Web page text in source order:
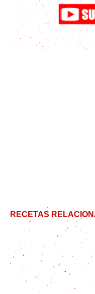
RECETAS
Receta de Linguini
pasta italiana y su
Espaguetis a la